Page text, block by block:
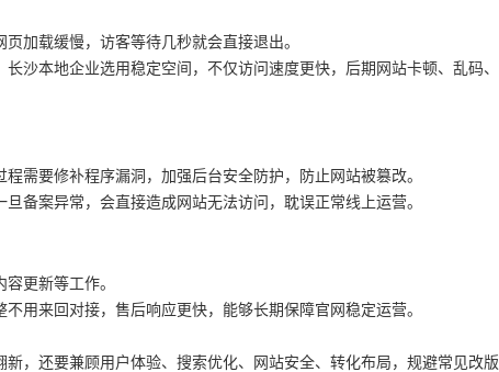
加载缓慢，访客等待几秒就会直接退出。
沙本地企业选用稳定空间，不仅访问速度更快，后期网站卡顿、乱码、
需要修补程序漏洞，加强后台安全防护，防止网站被篡改。
备案异常，会直接造成网站无法访问，耽误正常线上运营。
更新等工作。
用来回对接，售后响应更快，能够长期保障官网稳定运营。
，还要兼顾用户体验、搜索优化、网站安全、转化布局，规避常见改版